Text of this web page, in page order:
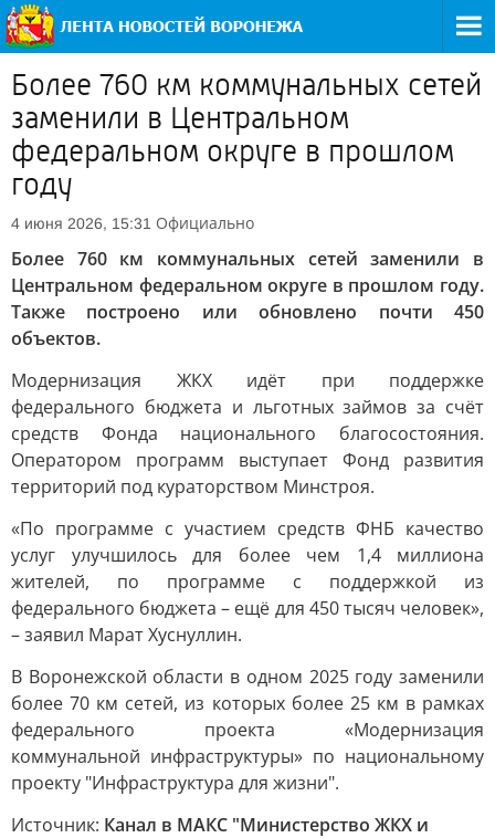
Более 760 км коммунальных сетей
заменили в Центральном
федеральном округе в прошлом
году
4 июня 2026, 15:31 Официально
Более 760 км коммунальных сетей заменили в
Центральном федеральном округе в прошлом году.
Также построено или обновлено почти 450
объектов.
Модернизация ЖКХ идёт при поддержке
федерального бюджета и льготных займов за счёт
средств Фонда национального благосостояния.
Оператором программ выступает Фонд развития
территорий под кураторством Минстроя.
«По программе с участием средств ФНБ качество
услуг улучшилось для более чем 1,4 миллиона
жителей, по программе с поддержкой из
федерального бюджета – ещё для 450 тысяч человек»,
– заявил Марат Хуснуллин.
В Воронежской области в одном 2025 году заменили
более 70 км сетей, из которых более 25 км в рамках
федерального проекта «Модернизация
коммунальной инфраструктуры» по национальному
проекту "Инфраструктура для жизни".
Источник: Канал в МАКС "Министерство ЖКХ и